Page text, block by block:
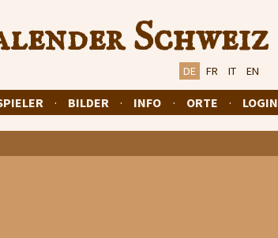
Schweiz
DE FR IT EN
· BILDER · INFO · ORTE · LOGIN